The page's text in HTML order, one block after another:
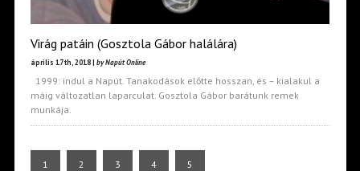
Virág patáin (Gosztola Gábor halálára)
április 17th, 2018 | by Napút Online
1999: indul a Napút. Tanakodások előtte hosszan, és – kialakul a
máig változatlan laparculat. Gosztola Gábor barátunk remek
munkája.
1 2 3 4 5